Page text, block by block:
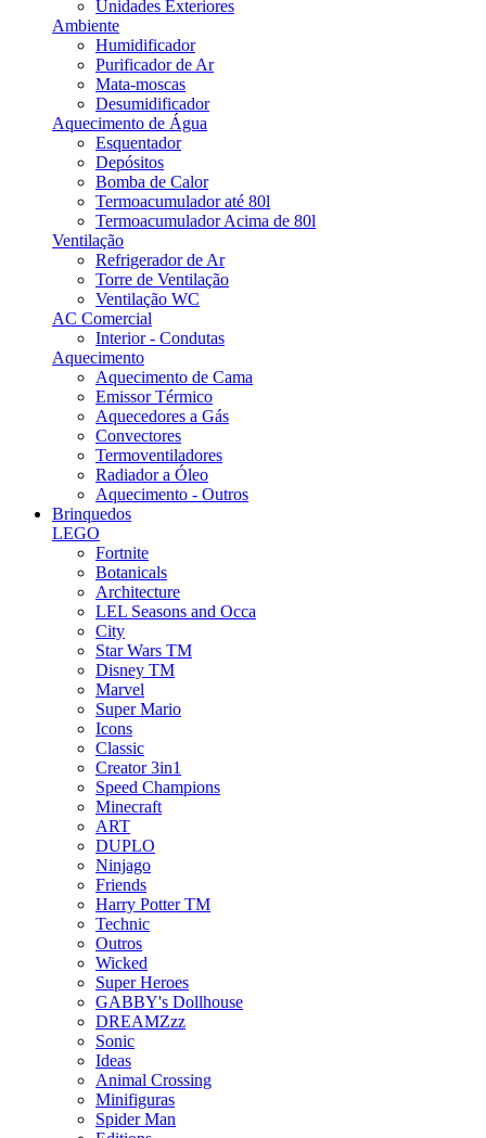
Unidades Exteriores
Ambiente
Humidificador
Purificador de Ar
Mata-moscas
Desumidificador
Aquecimento de Água
Esquentador
Depósitos
Bomba de Calor
Termoacumulador até 80l
Termoacumulador Acima de 80l
Ventilação
Refrigerador de Ar
Torre de Ventilação
Ventilação WC
AC Comercial
Interior - Condutas
Aquecimento
Aquecimento de Cama
Emissor Térmico
Aquecedores a Gás
Convectores
Termoventiladores
Radiador a Óleo
Aquecimento - Outros
Brinquedos
LEGO
Fortnite
Botanicals
Architecture
LEL Seasons and Occa
City
Star Wars TM
Disney TM
Marvel
Super Mario
Icons
Classic
Creator 3in1
Speed Champions
Minecraft
ART
DUPLO
Ninjago
Friends
Harry Potter TM
Technic
Outros
Wicked
Super Heroes
GABBY's Dollhouse
DREAMZzz
Sonic
Ideas
Animal Crossing
Minifiguras
Spider Man